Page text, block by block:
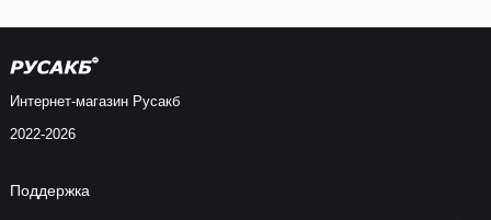
Интернет-магазин Русакб
2022-2026
Поддержка